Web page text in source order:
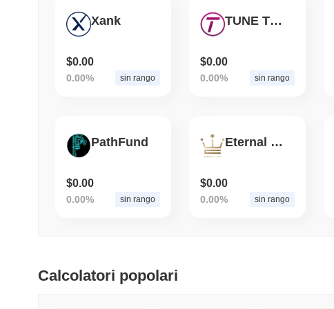
Xank
$0.00
0.00% sin rango
TUNE TOKEN
$0.00
0.00% sin rango
PathFund
$0.00
0.00% sin rango
Eternal Cash
$0.00
0.00% sin rango
Calcolatori popolari